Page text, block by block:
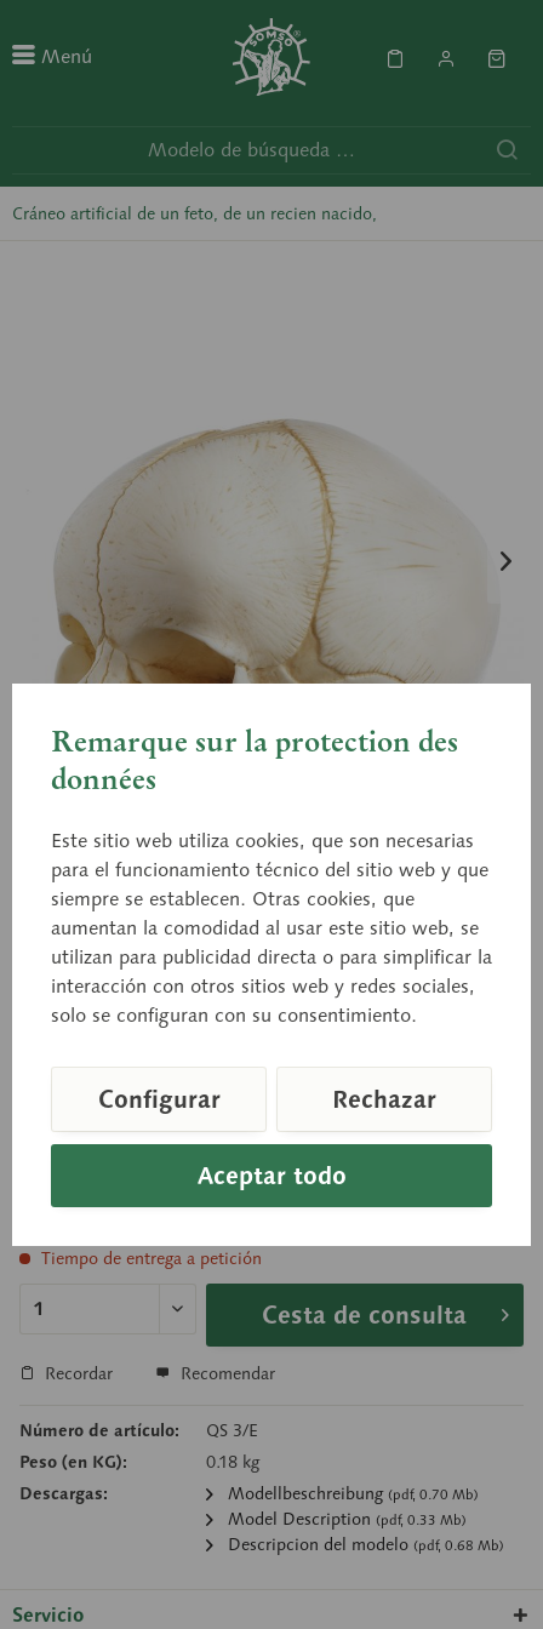
Menú
Cráneo artificial de un feto, de un recien nacido,
QS 3/E
Cráneo artificial de neonato
Desmontable en 2 piezas.
Tiempo de entrega a petición
Cesta de consulta
Recordar Recomendar
Número de artículo:
QS 3/E
Peso (en KG):
0.18 kg
Descargas:
Modellbeschreibung (pdf, 0.70 Mb)
Model Description (pdf, 0.33 Mb)
Descripcion del modelo (pdf, 0.68 Mb)
Servicio
Remarque sur la protection des
données
Este sitio web utiliza cookies, que son necesarias
para el funcionamiento técnico del sitio web y que
siempre se establecen. Otras cookies, que
aumentan la comodidad al usar este sitio web, se
utilizan para publicidad directa o para simplificar la
interacción con otros sitios web y redes sociales,
solo se configuran con su consentimiento.
Aceptar todo
Configurar Rechazar